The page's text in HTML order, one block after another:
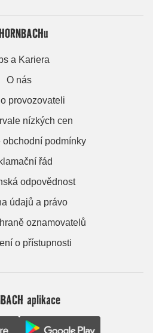
a Kariera
O nás
provozovateli
nízkých cen
obchodní podmínky
řád
odpovědnost
údajů a právo
oznamovatelů
o přístupnosti
aplikace